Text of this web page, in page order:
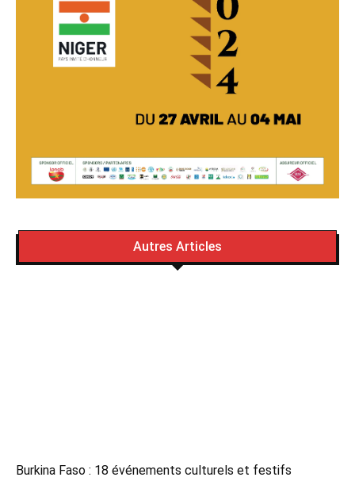
Autres Articles
Burkina Faso : 18 événements culturels et festifs